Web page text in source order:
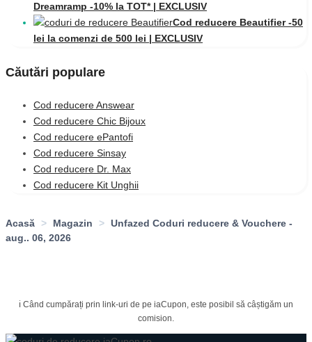
Dreamramp -10% la TOT* | EXCLUSIV
Cod reducere Beautifier -50
lei la comenzi de 500 lei | EXCLUSIV
Căutări populare
Cod reducere Answear
Cod reducere Chic Bijoux
Cod reducere ePantofi
Cod reducere Sinsay
Cod reducere Dr. Max
Cod reducere Kit Unghii
Acasă > Magazin > Unfazed Coduri reducere & Vouchere -
aug.. 06, 2026
ℹ️ Când cumpărați prin link-uri de pe iaCupon, este posibil să câștigăm un
comision.